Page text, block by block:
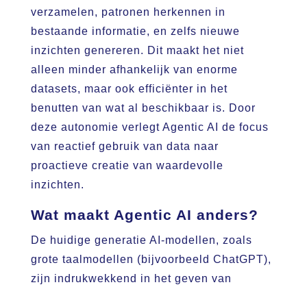
verzamelen, patronen herkennen in
bestaande informatie, en zelfs nieuwe
inzichten genereren. Dit maakt het niet
alleen minder afhankelijk van enorme
datasets, maar ook efficiënter in het
benutten van wat al beschikbaar is. Door
deze autonomie verlegt Agentic AI de focus
van reactief gebruik van data naar
proactieve creatie van waardevolle
inzichten.
Wat maakt Agentic AI anders?
De huidige generatie AI-modellen, zoals
grote taalmodellen (bijvoorbeeld ChatGPT),
zijn indrukwekkend in het geven van